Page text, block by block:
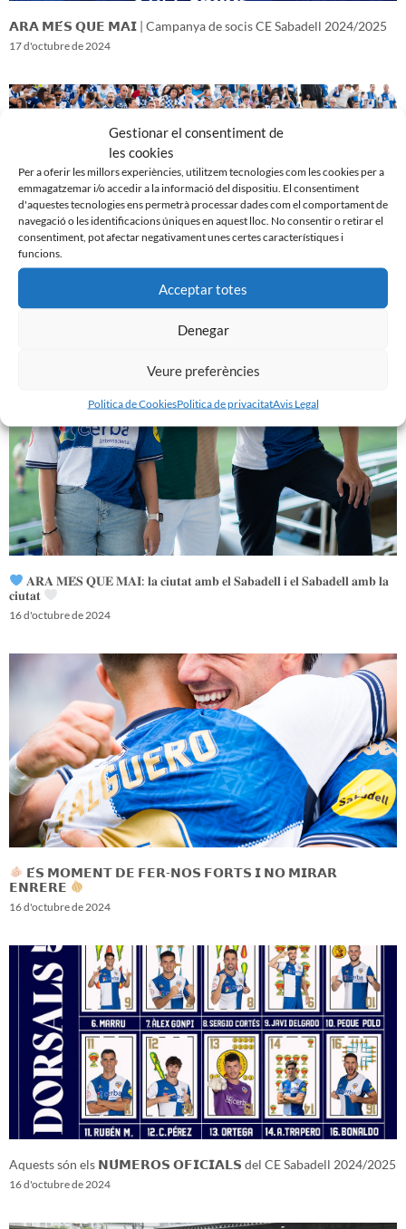
Gestionar el consentiment de
les cookies
Per a oferir les millors experiències, utilitzem tecnologies com les cookies per a
emmagatzemar i/o accedir a la informació del dispositiu. El consentiment
d'aquestes tecnologies ens permetrà processar dades com el comportament de
navegació o les identificacions úniques en aquest lloc. No consentir o retirar el
consentiment, pot afectar negativament unes certes característiques i
funcions.
Acceptar totes
Denegar
Veure preferències
Politica de CookiesPolitica de privacitatAvis Legal
𝗔𝗥𝗔 𝗠𝗘́𝗦 𝗤𝗨𝗘 𝗠𝗔𝗜 | Campanya de socis CE Sabadell 2024/2025
17 d'octubre de 2024
𝑽𝒆𝒏𝒊𝒎 𝒅’𝒖𝒏𝒂 𝒈𝒓𝒂𝒏 𝒃𝒂𝒕𝒂𝒍𝒍𝒂…𝒊 𝒂𝒏𝒆𝒎 𝒂 𝒑𝒆𝒓 𝒍𝒂 𝒔𝒆𝒈𝒖̈𝒆𝒏𝒕
𝐀𝐑𝐀 𝐌𝐄́𝐒 𝐐𝐔𝐄 𝐌𝐀𝐈: 𝐥𝐚 𝐜𝐢𝐮𝐭𝐚𝐭 𝐚𝐦𝐛 𝐞𝐥 𝐒𝐚𝐛𝐚𝐝𝐞𝐥𝐥 𝐢 𝐞𝐥 𝐒𝐚𝐛𝐚𝐝𝐞𝐥𝐥 𝐚𝐦𝐛 𝐥𝐚
𝐜𝐢𝐮𝐭𝐚𝐭
16 d'octubre de 2024
𝗘́𝗦 𝗠𝗢𝗠𝗘𝗡𝗧 𝗗𝗘 𝗙𝗘𝗥-𝗡𝗢𝗦 𝗙𝗢𝗥𝗧𝗦 𝗜 𝗡𝗢 𝗠𝗜𝗥𝗔𝗥
𝗘𝗡𝗥𝗘𝗥𝗘
16 d'octubre de 2024
Aquests són els 𝗡𝗨́𝗠𝗘𝗥𝗢𝗦 𝗢𝗙𝗜𝗖𝗜𝗔𝗟𝗦 del CE Sabadell 2024/2025
16 d'octubre de 2024